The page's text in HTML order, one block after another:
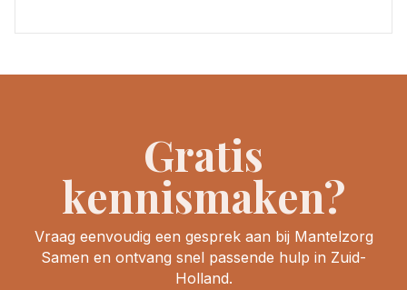
Gratis
kennismaken?
Vraag eenvoudig een gesprek aan bij Mantelzorg
Samen en ontvang snel passende hulp in Zuid-
Holland.